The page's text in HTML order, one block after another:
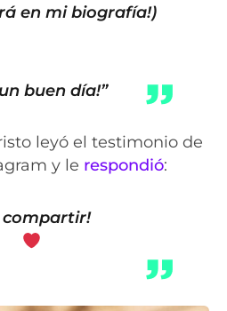
en mi biografía!)
buen día!”
leyó el testimonio de
y le respondió:
compartir!